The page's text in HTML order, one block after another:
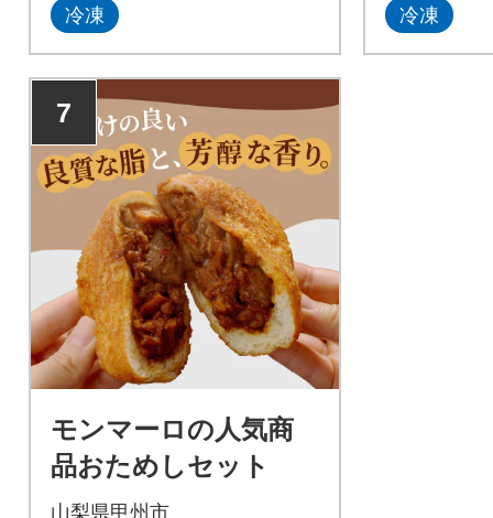
冷凍 冷凍
7
モンマーロの人気商
品おためしセット
山梨県甲州市